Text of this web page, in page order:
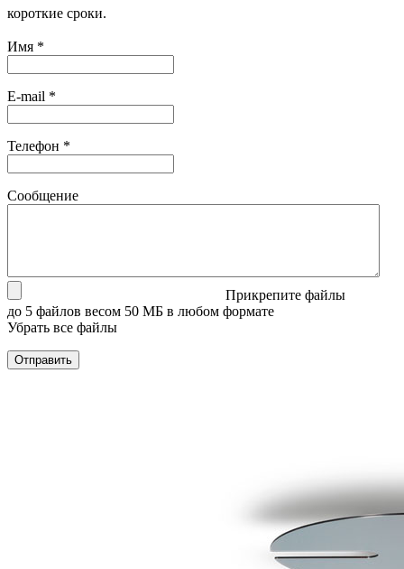
короткие сроки.
Имя *
E-mail *
Телефон *
Сообщение
Прикрепите файлы
до 5 файлов весом 50 МБ в любом формате
Убрать все файлы
Отправить